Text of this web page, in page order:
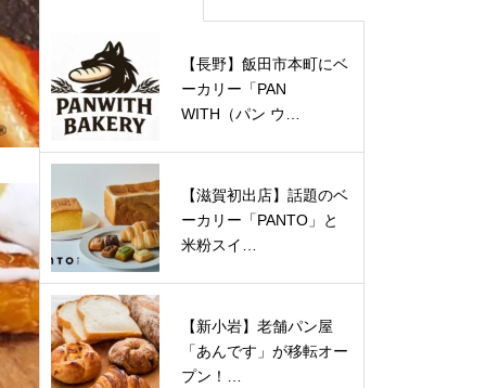
【長野】飯田市本町にベ
ーカリー「PAN
WITH（パン ウ…
【滋賀初出店】話題のベ
ーカリー「PANTO」と
米粉スイ…
【新小岩】老舗パン屋
「あんです」が移転オー
プン！…